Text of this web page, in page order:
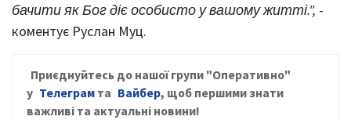
бачити як Бог діє особисто у вашому житті.", -
коментує Руслан Муц.
Приєднуйтесь до нашої групи "Оперативно"
у Телеграм та Вайбер, щоб першими знати
важливі та актуальні новини!